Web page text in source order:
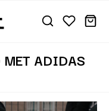
MET ADIDAS